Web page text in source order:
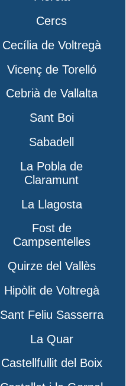
Cercs
Cecília de Voltregà
Vicenç de Torelló
Cebrià de Vallalta
Sant Boi
Sabadell
La Pobla de
Claramunt
La Llagosta
Fost de
Campsentelles
Quirze del Vallès
Hipòlit de Voltregà
Sant Feliu Sasserra
La Quar
Castellfullit del Boix